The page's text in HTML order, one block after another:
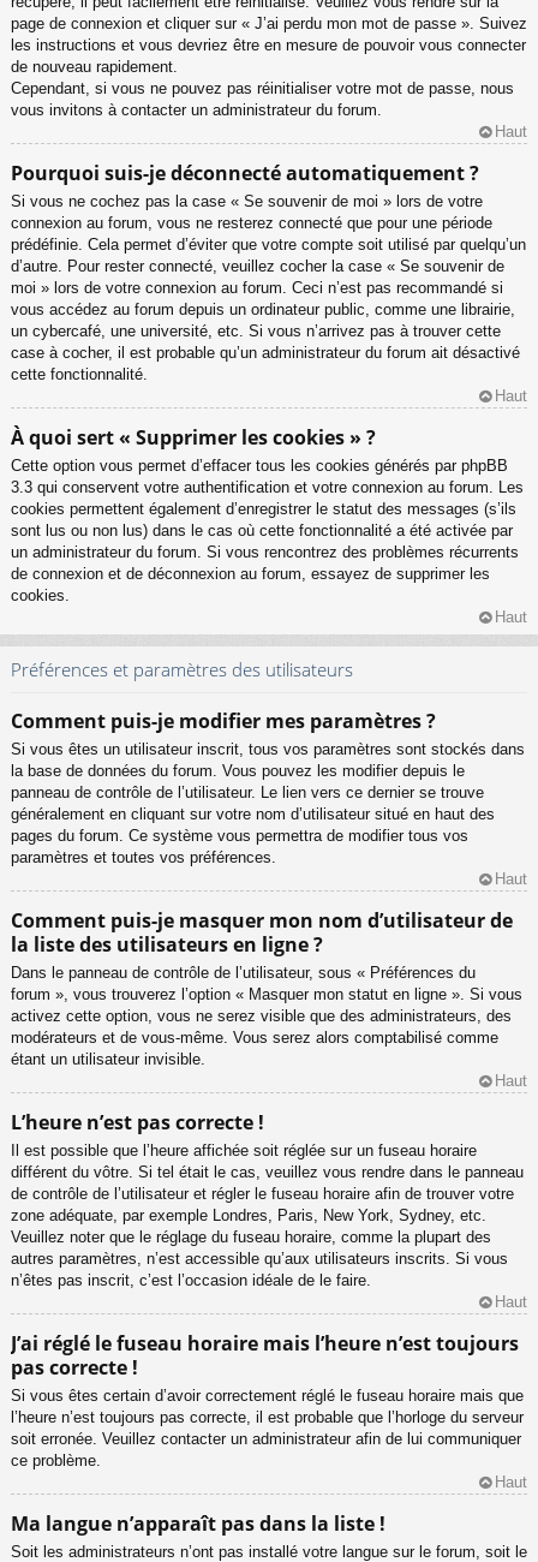
page de connexion et cliquer sur « J’ai perdu mon mot de passe ». Suivez
les instructions et vous devriez être en mesure de pouvoir vous connecter
de nouveau rapidement.
Cependant, si vous ne pouvez pas réinitialiser votre mot de passe, nous
vous invitons à contacter un administrateur du forum.
Haut
Pourquoi suis-je déconnecté automatiquement ?
Si vous ne cochez pas la case « Se souvenir de moi » lors de votre
connexion au forum, vous ne resterez connecté que pour une période
prédéfinie. Cela permet d’éviter que votre compte soit utilisé par quelqu’un
d’autre. Pour rester connecté, veuillez cocher la case « Se souvenir de
moi » lors de votre connexion au forum. Ceci n’est pas recommandé si
vous accédez au forum depuis un ordinateur public, comme une librairie,
un cybercafé, une université, etc. Si vous n’arrivez pas à trouver cette
case à cocher, il est probable qu’un administrateur du forum ait désactivé
cette fonctionnalité.
Haut
À quoi sert « Supprimer les cookies » ?
Cette option vous permet d’effacer tous les cookies générés par phpBB
3.3 qui conservent votre authentification et votre connexion au forum. Les
cookies permettent également d’enregistrer le statut des messages (s’ils
sont lus ou non lus) dans le cas où cette fonctionnalité a été activée par
un administrateur du forum. Si vous rencontrez des problèmes récurrents
de connexion et de déconnexion au forum, essayez de supprimer les
cookies.
Haut
Préférences et paramètres des utilisateurs
Comment puis-je modifier mes paramètres ?
Si vous êtes un utilisateur inscrit, tous vos paramètres sont stockés dans
la base de données du forum. Vous pouvez les modifier depuis le
panneau de contrôle de l’utilisateur. Le lien vers ce dernier se trouve
généralement en cliquant sur votre nom d’utilisateur situé en haut des
pages du forum. Ce système vous permettra de modifier tous vos
paramètres et toutes vos préférences.
Haut
Comment puis-je masquer mon nom d’utilisateur de
la liste des utilisateurs en ligne ?
Dans le panneau de contrôle de l’utilisateur, sous « Préférences du
forum », vous trouverez l’option « Masquer mon statut en ligne ». Si vous
activez cette option, vous ne serez visible que des administrateurs, des
modérateurs et de vous-même. Vous serez alors comptabilisé comme
étant un utilisateur invisible.
Haut
L’heure n’est pas correcte !
Il est possible que l’heure affichée soit réglée sur un fuseau horaire
différent du vôtre. Si tel était le cas, veuillez vous rendre dans le panneau
de contrôle de l’utilisateur et régler le fuseau horaire afin de trouver votre
zone adéquate, par exemple Londres, Paris, New York, Sydney, etc.
Veuillez noter que le réglage du fuseau horaire, comme la plupart des
autres paramètres, n’est accessible qu’aux utilisateurs inscrits. Si vous
n’êtes pas inscrit, c’est l’occasion idéale de le faire.
Haut
J’ai réglé le fuseau horaire mais l’heure n’est toujours
pas correcte !
Si vous êtes certain d’avoir correctement réglé le fuseau horaire mais que
l’heure n’est toujours pas correcte, il est probable que l’horloge du serveur
soit erronée. Veuillez contacter un administrateur afin de lui communiquer
ce problème.
Haut
Ma langue n’apparaît pas dans la liste !
Soit les administrateurs n’ont pas installé votre langue sur le forum, soit le